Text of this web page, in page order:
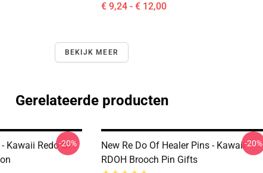
€ 9,24 - € 12,00
BEKIJK MEER
Gerelateerde producten
Kawaii Redo Of
-20%
New Re Do Of Healer Pins - Kawaii
RDOH Brooch Pin Gifts
-20%